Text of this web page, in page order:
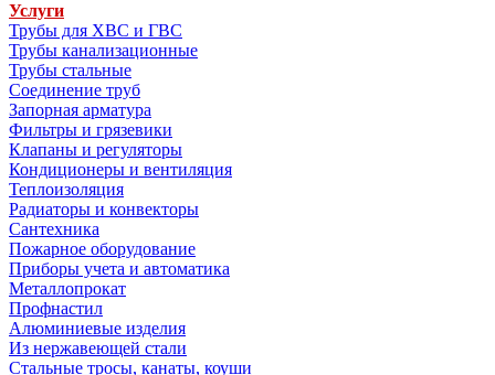
Услуги
Трубы для ХВС и ГВС
Трубы канализационные
Трубы стальные
Соединение труб
Запорная арматура
Фильтры и грязевики
Клапаны и регуляторы
Кондиционеры и вентиляция
Теплоизоляция
Радиаторы и конвекторы
Сантехника
Пожарное оборудование
Приборы учета и автоматика
Металлопрокат
Профнастил
Алюминиевые изделия
Из нержавеющей стали
Стальные тросы, канаты, коуши